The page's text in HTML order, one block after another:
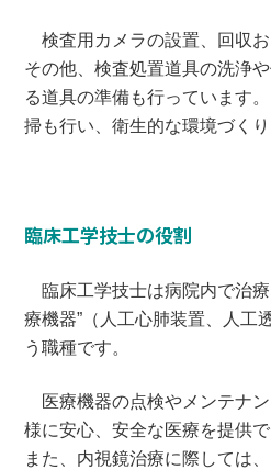
検査用カメラの設置、回収お
その他、検査処置道具の洗浄
る道具の準備も行っています
掃も行い、衛生的な環境づくり
臨床工学技士の役割
臨床工学技士は病院内で治療
療機器”（人工心肺装置、人工
う職種です。
医療機器の点検やメンテナ
様に安心、安全な医療を提供
また、内視鏡治療に際しては